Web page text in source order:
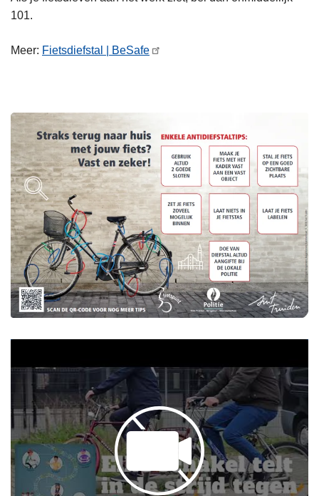
101.
Meer: Fietsdiefstal | BeSafe